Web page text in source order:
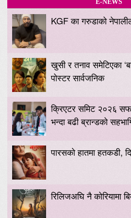
KGF का गरुडाको
खुसी र तनाव समेटिएका
पोस्टर सार्वजनिक
क्रिएटर समिट २०२६
भन्दा बढी ब्रान्डको
पारसको हातमा हतकडी,
रिलिजअघि नै कोरियामा